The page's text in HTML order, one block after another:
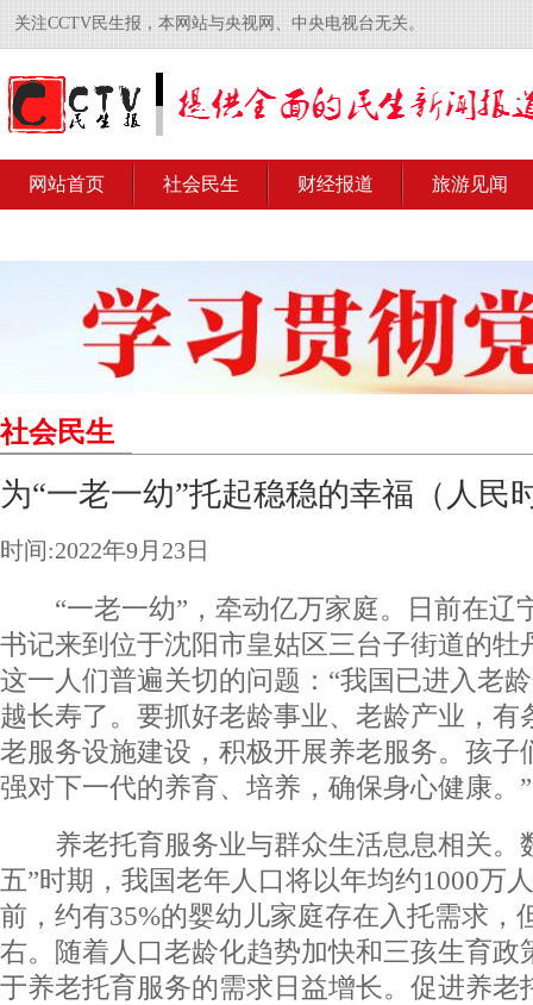
关注CCTV民生报，本网站与央视网、中央电视台无关。
网站首页 社会民生 财经报道 旅游见闻
社会民生
为“一老一幼”托起稳稳的幸福（人民
时间:2022年9月23日
“一老一幼”，牵动亿万家庭。日前在辽
书记来到位于沈阳市皇姑区三台子街道的牡
这一人们普遍关切的问题：“我国已进入老
越长寿了。要抓好老龄事业、老龄产业，有
老服务设施建设，积极开展养老服务。孩子
强对下一代的养育、培养，确保身心健康。”
养老托育服务业与群众生活息息相关。
五”时期，我国老年人口将以年均约1000万
前，约有35%的婴幼儿家庭存在入托需求，
右。随着人口老龄化趋势加快和三孩生育政
于养老托育服务的需求日益增长。促进养老